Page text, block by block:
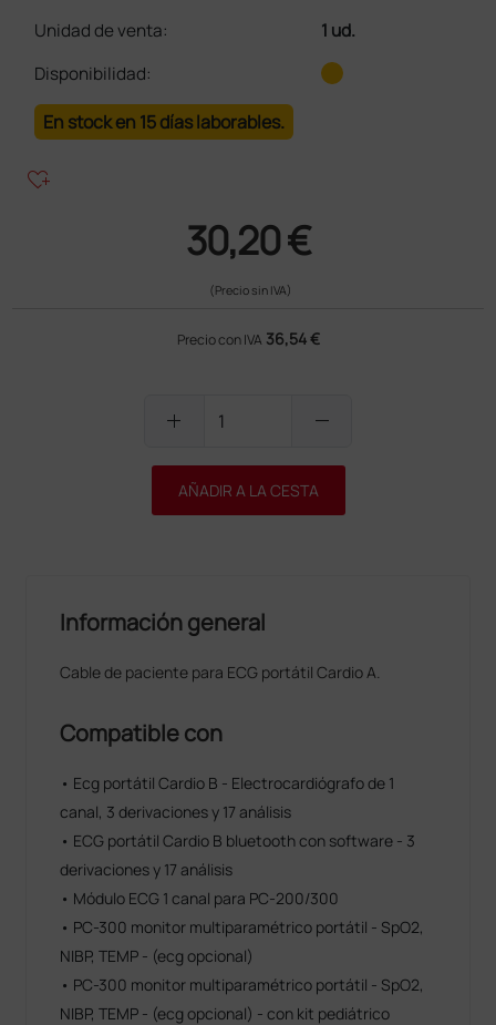
Unidad de venta:
1 ud.
Disponibilidad:
En stock en 15 días laborables.
heart_plus
30,20 €
(Precio sin IVA)
Precio con IVA 36,54 €
add remove
AÑADIR A LA CESTA
Información general
Cable de paciente para ECG portátil Cardio A.
Compatible con
• Ecg portátil Cardio B - Electrocardiógrafo de 1
canal, 3 derivaciones y 17 análisis
• ECG portátil Cardio B bluetooth con software - 3
derivaciones y 17 análisis
• Módulo ECG 1 canal para PC-200/300
• PC-300 monitor multiparamétrico portátil - SpO2,
NIBP, TEMP - (ecg opcional)
• PC-300 monitor multiparamétrico portátil - SpO2,
NIBP, TEMP - (ecg opcional) - con kit pediátrico